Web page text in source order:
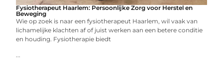
Fysiotherapeut Haarlem: Persoonlijke Zorg voor Herstel en
Beweging
Wie op zoek is naar een fysiotherapeut Haarlem, wil vaak van
lichamelijke klachten af of juist werken aan een betere conditie
en houding. Fysiotherapie biedt
...